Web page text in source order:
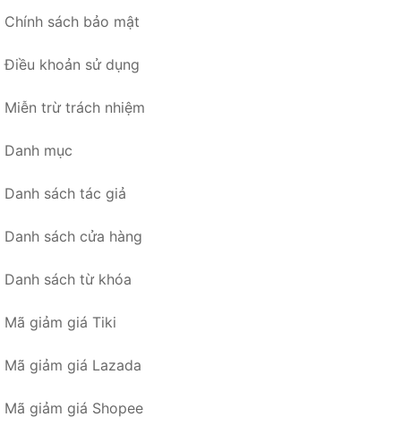
Chính sách bảo mật
Điều khoản sử dụng
Miễn trừ trách nhiệm
Danh mục
Danh sách tác giả
Danh sách cửa hàng
Danh sách từ khóa
Mã giảm giá Tiki
Mã giảm giá Lazada
Mã giảm giá Shopee